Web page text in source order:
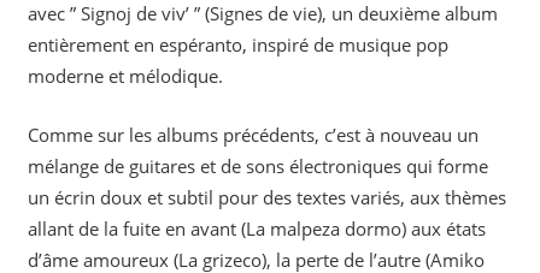
avec ” Signoj de viv’ ” (Signes de vie), un deuxième album
entièrement en espéranto, inspiré de musique pop
moderne et mélodique.
Comme sur les albums précédents, c’est à nouveau un
mélange de guitares et de sons électroniques qui forme
un écrin doux et subtil pour des textes variés, aux thèmes
allant de la fuite en avant (La malpeza dormo) aux états
d’âme amoureux (La grizeco), la perte de l’autre (Amiko